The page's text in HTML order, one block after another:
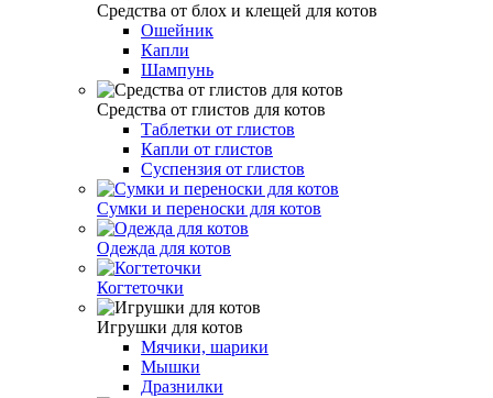
Средства от блох и клещей для котов
Ошейник
Капли
Шампунь
Средства от глистов для котов
Таблетки от глистов
Капли от глистов
Cуспензия от глистов
Сумки и переноски для котов
Одежда для котов
Когтеточки
Игрушки для котов
Мячики, шарики
Мышки
Дразнилки